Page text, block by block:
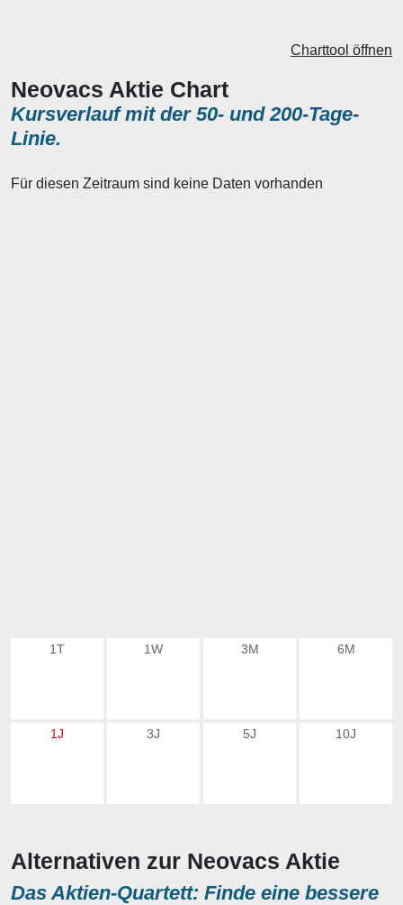
Neovacs Aktie Chart
Kursverlauf mit der 50- und 200-Tage-
Linie.
Charttool öffnen
Für diesen Zeitraum sind keine Daten vorhanden
1T 1W 3M 6M
1J 3J 5J 10J
Alternativen zur Neovacs Aktie
Das Aktien-Quartett: Finde eine bessere